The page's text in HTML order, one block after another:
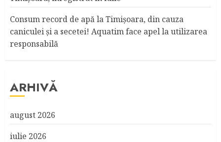
Consum record de apă la Timişoara, din cauza
caniculei şi a secetei! Aquatim face apel la utilizarea
responsabilă
ARHIVĂ
august 2026
iulie 2026